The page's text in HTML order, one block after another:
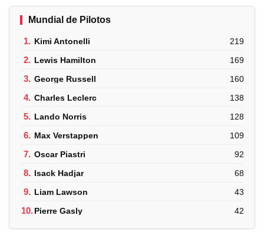
Mundial de Pilotos
1. Kimi Antonelli 219
2. Lewis Hamilton 169
3. George Russell 160
4. Charles Leclerc 138
5. Lando Norris 128
6. Max Verstappen 109
7. Oscar Piastri 92
8. Isack Hadjar 68
9. Liam Lawson 43
10.Pierre Gasly 42